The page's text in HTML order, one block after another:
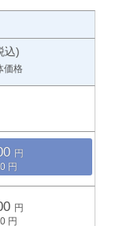
込)
価格